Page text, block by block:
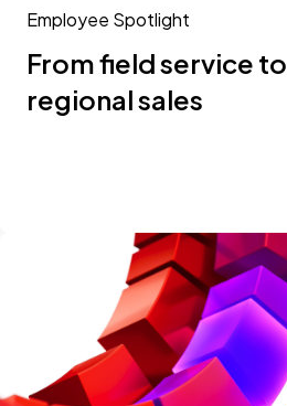
Employee Spotlight
From field service to
regional sales